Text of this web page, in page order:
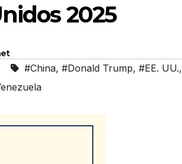
2025
#China, #Donald Trump, #EE. UU.,